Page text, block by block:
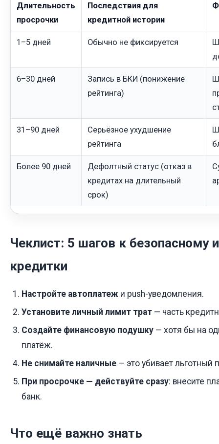
Длительность
просрочки
Последствия для
кредитной истории
1–5 дней Обычно не фиксируется
6–30 дней
Запись в БКИ (понижение
рейтинга)
31–90 дней
Серьёзное ухудшение
рейтинга
Более 90 дней
Дефолтный статус (отказ в
кредитах на длительный
срок)
Чеклист: 5 шагов к безопасному
кредитки
Настройте автоплатеж и push-уведомления.
Установите личный лимит трат — часть
Создайте финансовую подушку — хотя бы на
платёж.
Не снимайте наличные — это убивает льготный
При просрочке — действуйте сразу: внесите
банк.
Что ещё важно знать